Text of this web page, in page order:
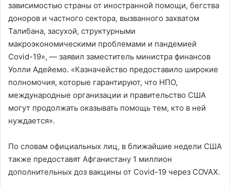
зависимостью страны от иностранной помощи, бегства
доноров и частного сектора, вызванного захватом
Талибана, засухой, структурными
макроэкономическими проблемами и пандемией
Covid-19», — заявил заместитель министра финансов
Уолли Адейемо. «Казначейство предоставило широкие
полномочия, которые гарантируют, что НПО,
международные организации и правительство США
могут продолжать оказывать помощь тем, кто в ней
нуждается».
По словам официальных лиц, в ближайшие недели США
также предоставят Афганистану 1 миллион
дополнительных доз вакцины от Covid-19 через COVAX.